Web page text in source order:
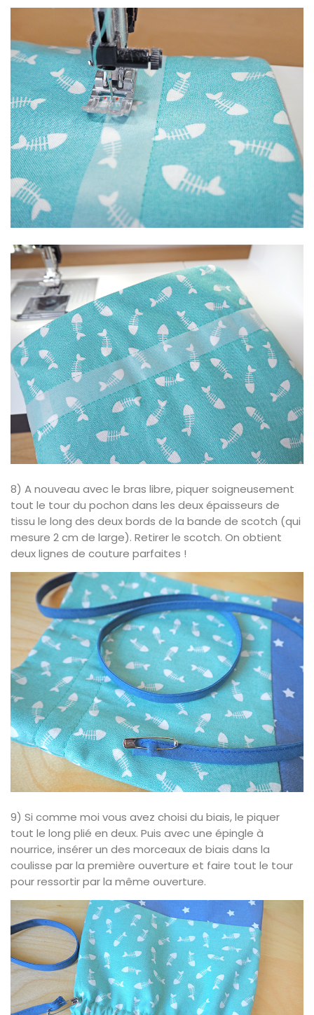
8) A nouveau avec le bras libre, piquer soigneusement
tout le tour du pochon dans les deux épaisseurs de
tissu le long des deux bords de la bande de scotch (qui
mesure 2 cm de large). Retirer le scotch. On obtient
deux lignes de couture parfaites !
9) Si comme moi vous avez choisi du biais, le piquer
tout le long plié en deux. Puis avec une épingle à
nourrice, insérer un des morceaux de biais dans la
coulisse par la première ouverture et faire tout le tour
pour ressortir par la même ouverture.